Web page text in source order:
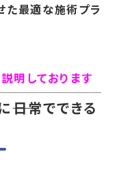
た最適な施術プラ
明しております
日常でできる